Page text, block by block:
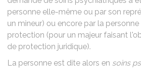
personne elle-même ou par son
un mineur) ou encore par la
protection (pour un majeur faisant
de protection juridique).
La personne est dite alors en soins